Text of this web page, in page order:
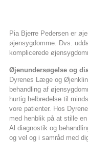
Pia Bjerre Pedersen er
øjensygdomme. Dvs.
komplicerede
Øjenundersøgelse og
Dyrenes Læge og
behandling af
hurtig helbredelse til
vore patienter. Hos
med henblik på at stille
Al diagnostik og
og vel og i samråd med